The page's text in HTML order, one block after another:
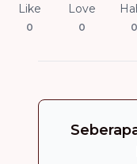
Like
0
Love
0 0